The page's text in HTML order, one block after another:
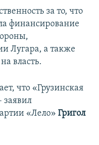
за то, что
финансирование
Лугара, а также
власть.
что «Грузинская
заявил
«Лело» Григол